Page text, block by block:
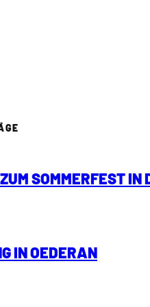
SOMMERFEST IN
IN OEDERAN